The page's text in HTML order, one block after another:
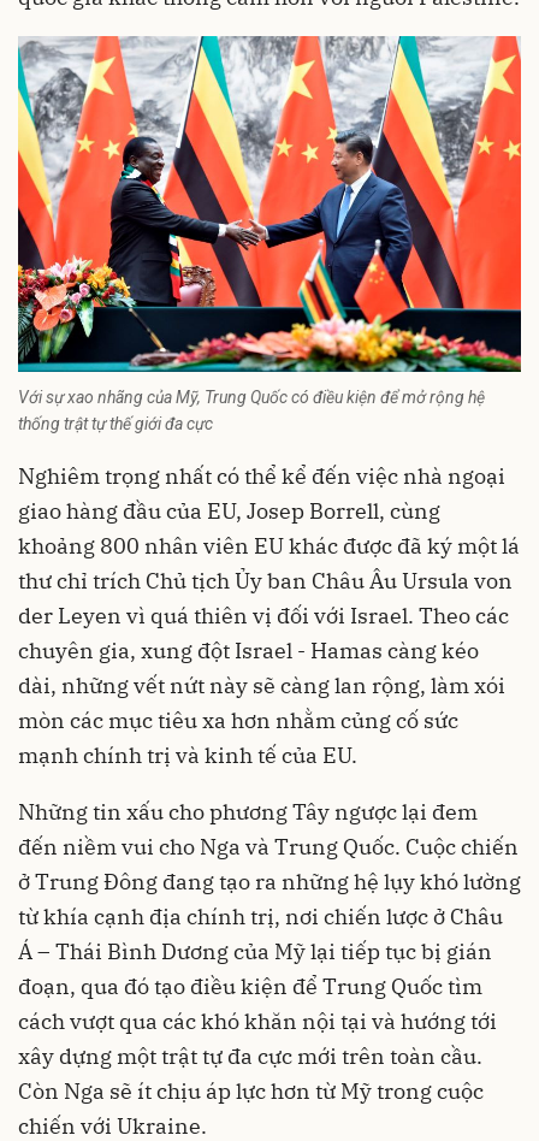
Với sự xao nhãng của Mỹ, Trung Quốc có điều kiện để mở rộng hệ
thống trật tự thế giới đa cực
Nghiêm trọng nhất có thể kể đến việc nhà ngoại
giao hàng đầu của EU, Josep Borrell, cùng
khoảng 800 nhân viên EU khác được đã ký một lá
thư chỉ trích Chủ tịch Ủy ban Châu Âu Ursula von
der Leyen vì quá thiên vị đối với Israel. Theo các
chuyên gia, xung đột Israel - Hamas càng kéo
dài, những vết nứt này sẽ càng lan rộng, làm xói
mòn các mục tiêu xa hơn nhằm củng cố sức
mạnh chính trị và kinh tế của EU.
Những tin xấu cho phương Tây ngược lại đem
đến niềm vui cho Nga và Trung Quốc. Cuộc chiến
ở Trung Đông đang tạo ra những hệ lụy khó lường
từ khía cạnh địa chính trị, nơi chiến lược ở Châu
Á – Thái Bình Dương của Mỹ lại tiếp tục bị gián
đoạn, qua đó tạo điều kiện để Trung Quốc tìm
cách vượt qua các khó khăn nội tại và hướng tới
xây dựng một trật tự đa cực mới trên toàn cầu.
Còn Nga sẽ ít chịu áp lực hơn từ Mỹ trong cuộc
chiến với Ukraine.